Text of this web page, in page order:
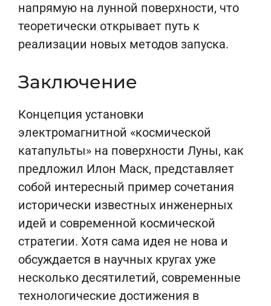
напрямую на лунной поверхности, что
теоретически открывает путь к
реализации новых методов запуска.
Заключение
Концепция установки
электромагнитной «космической
катапульты» на поверхности Луны, как
предложил Илон Маск, представляет
собой интересный пример сочетания
исторически известных инженерных
идей и современной космической
стратегии. Хотя сама идея не нова и
обсуждается в научных кругах уже
несколько десятилетий, современные
технологические достижения в